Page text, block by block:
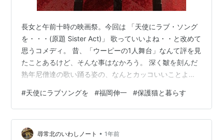
長女と午前十時の映画祭。今回は 「天使にラブ・ソング
を・・・(原題 Sister Act)」 歌っていいよね・・と改めて
思うコメディ。 昔、「ウーピーの1人舞台」なんて評を見
たことあるけど、そんな事はなかろう。 深く皺を刻んだ
熟年尼僧達の歌い踊る姿の、なんとカッコいいことよ。
画の後、長女が気になっていたという小さな本屋さんに
行き福岡伸一ハカセの本を購入。 「動的平衡は利他に通
じる」 福岡伸一著 朝日新書 以前新聞のコラムに掲載さ
れていた短編エッセイをまとめたもの。パラパラと見て
#天使にラブソングを #福岡伸一 #保護猫と暮らす
尋常北のいわしノート • 1年前